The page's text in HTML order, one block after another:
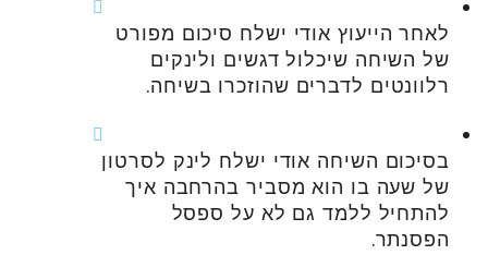
לאחר הייעוץ אודי ישלח סיכום מפורט
של השיחה שיכלול דגשים ולינקים
רלוונטים לדברים שהוזכרו בשיחה.
בסיכום השיחה אודי ישלח לינק לסרטון
של שעה בו הוא מסביר בהרחבה איך
להתחיל ללמד גם לא על ספסל
הפסנתר.